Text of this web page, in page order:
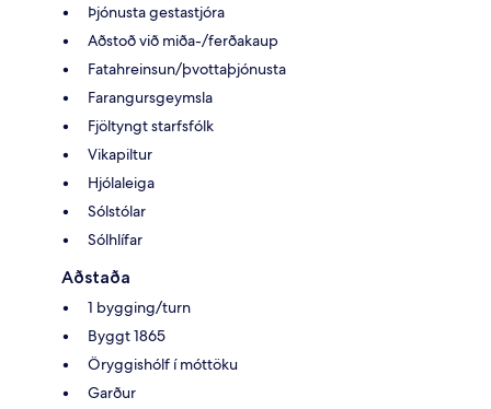
Þjónusta gestastjóra
Aðstoð við miða-/ferðakaup
Fatahreinsun/þvottaþjónusta
Farangursgeymsla
Fjöltyngt starfsfólk
Vikapiltur
Hjólaleiga
Sólstólar
Sólhlífar
Aðstaða
1 bygging/turn
Byggt 1865
Öryggishólf í móttöku
Garður